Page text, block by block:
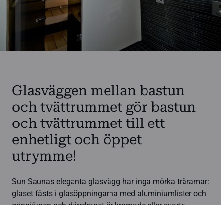
Glasväggen mellan bastun
och tvättrummet gör bastun
och tvättrummet till ett
enhetligt och öppet
utrymme!
Sun Saunas eleganta glasvägg har inga mörka träramar:
glaset fästs i glasöppningarna med aluminiumlister och